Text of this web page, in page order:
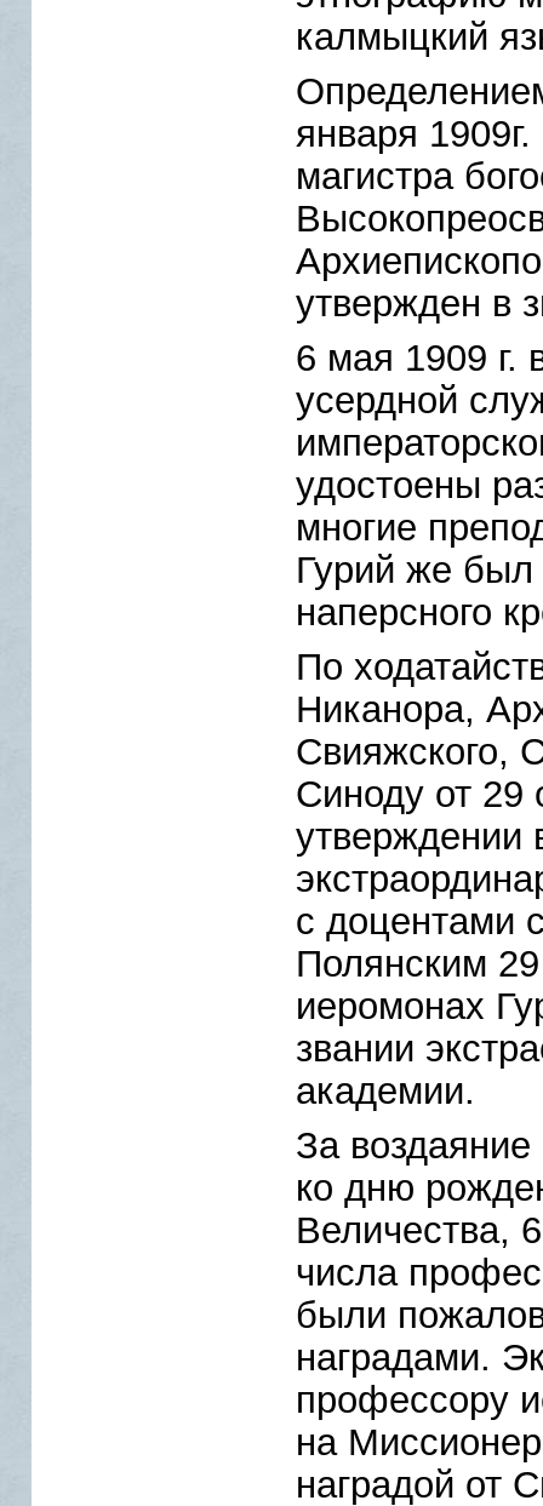
калмыцкий
января
магистра
утвержден в
6 мая 1909 г.
усердной
удостоены
многие
Гурий же был
наперсного
По
Никанора,
Свияжского,
Синоду от 29
утверждении
с
Полянским
иеромонах
звании
академии.
За
ко дню
Величества,
числа
были
наградами.
профессору
на
наградой от